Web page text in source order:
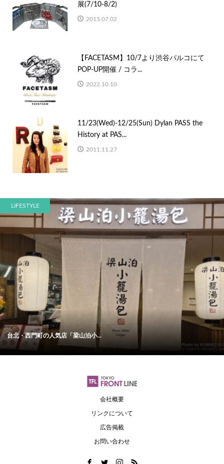
展(7/10-8/2)
2015.07.02
【FACETASM】10/7より渋谷パルコにて
POP-UP開催 / コラ...
2022.10.10
11/23(Wed)-12/25(Sun) Dylan PASS the
History at PAS...
2011.11.27
LIFESTYLE
台北・西門町の人気店「梁山泊小...
会社概要
リンクについて
広告掲載
お問い合わせ